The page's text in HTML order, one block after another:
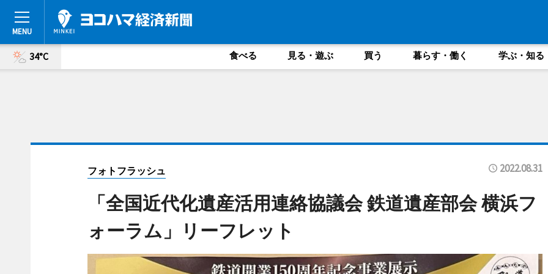
34°C 食べる 見る・遊ぶ 買う 暮らす・働く 学ぶ・知る
フォトフラッシュ 2022.08.31
「全国近代化遺産活用連絡協議会 鉄道遺産部会 横浜フ
ォーラム」リーフレット